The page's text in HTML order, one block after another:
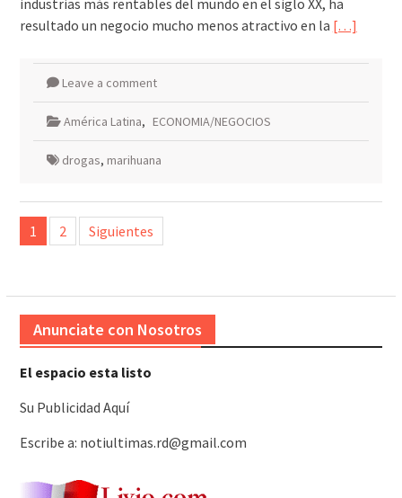
industrias más rentables del mundo en el siglo XX, ha
resultado un negocio mucho menos atractivo en la […]
Leave a comment
América Latina, ECONOMIA/NEGOCIOS
drogas, marihuana
Paginación
de
1 2 Siguientes
Anunciate con Nosotros
El espacio esta listo
Su Publicidad Aquí
Escribe a: notiultimas.rd@gmail.com